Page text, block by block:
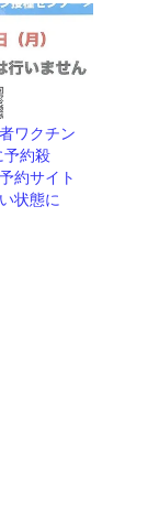
ワクチン
予約殺
約サイト
状態に